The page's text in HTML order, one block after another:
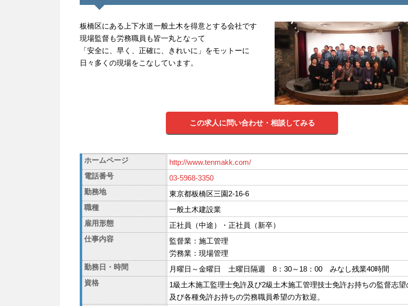
板橋区にある上下水道一般土木を得意とする会社です
現場監督も労務職員も皆一丸となって
「安全に、早く、正確に、きれいに」をモットーに
日々多くの現場をこなしています。
この求人に問い合わせ・相談してみる
ホームページ
http://www.tenmakk.com/
電話番号
03-5968-3350
勤務地
東京都板橋区三園2-16-6
職種
一般土木建設業
雇用形態
正社員（中途）・正社員（新卒）
仕事内容
監督業：施工管理
労務業：現場管理
勤務日・時間
月曜日～金曜日 土曜日隔週 8：30～18：00 みなし残業40時間
資格
1級土木施工監理士免許及び2級土木施工管理技士免許お持ちの監督志望
及び各種免許お持ちの労務職員希望の方歓迎。